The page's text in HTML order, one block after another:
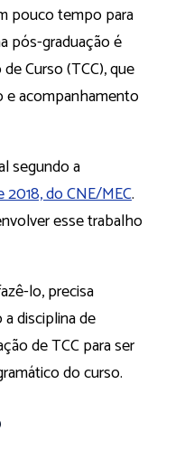
pouco tempo para
pós-graduação é
Curso (TCC), que
e acompanhamento
segundo a
do CNE/MEC.
esse trabalho
lo, precisa
disciplina de
de TCC para ser
do curso.